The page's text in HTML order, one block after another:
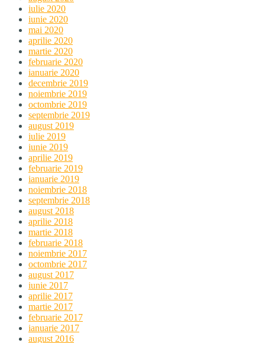
iulie 2020
iunie 2020
mai 2020
aprilie 2020
martie 2020
februarie 2020
ianuarie 2020
decembrie 2019
noiembrie 2019
octombrie 2019
septembrie 2019
august 2019
iulie 2019
iunie 2019
aprilie 2019
februarie 2019
ianuarie 2019
noiembrie 2018
septembrie 2018
august 2018
aprilie 2018
martie 2018
februarie 2018
noiembrie 2017
octombrie 2017
august 2017
iunie 2017
aprilie 2017
martie 2017
februarie 2017
ianuarie 2017
august 2016